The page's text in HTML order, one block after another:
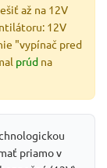
až na 12V
12V
"vypínač pred
prúd na
priamo v